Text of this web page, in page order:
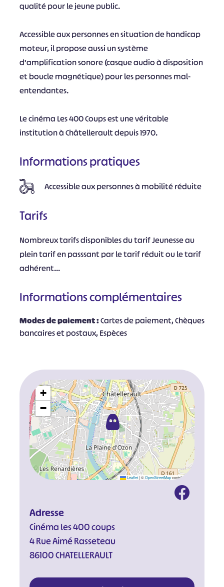
qualité pour le jeune public.
Accessible aux personnes en situation de handicap
moteur, il propose aussi un système
d'amplification sonore (casque audio à disposition
et boucle magnétique) pour les personnes mal-
entendantes.
Le cinéma Les 400 Coups est une véritable
institution à Châtellerault depuis 1970.
Informations pratiques
Accessible aux personnes à mobilité réduite
Tarifs
Nombreux tarifs disponibles du tarif Jeunesse au
plein tarif en passsant par le tarif réduit ou le tarif
adhérent...
Informations complémentaires
Modes de paiement :Cartes de paiement, Chèques
bancaires et postaux, Espèces
+
−
Leaflet |©OpenStreetMapcontributors
Adresse
Cinéma les 400 coups
4 Rue Aimé Rasseteau
86100 CHATELLERAULT